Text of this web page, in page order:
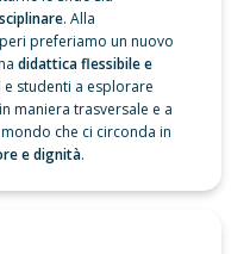
. Alla
preferiamo un nuovo
didattica flessibile e
studenti a esplorare
maniera trasversale e a
che ci circonda in
e dignità.